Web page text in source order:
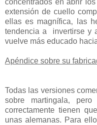
concentrados en abrir
extensión de cuello
ellas es magnífica, las
tendencia a invertirse y
vuelve más educado
Apéndice sobre su
Todas las versiones
sobre martingala,
correctamente tienen
unas alemanas. Para